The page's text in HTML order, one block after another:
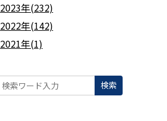
2023年(232)
2022年(142)
2021年(1)
検索